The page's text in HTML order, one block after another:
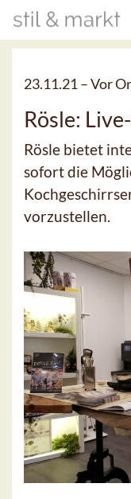
23.11.21 –Vor
Rösle:
Rösle bietet
sofort die
vorzustellen.